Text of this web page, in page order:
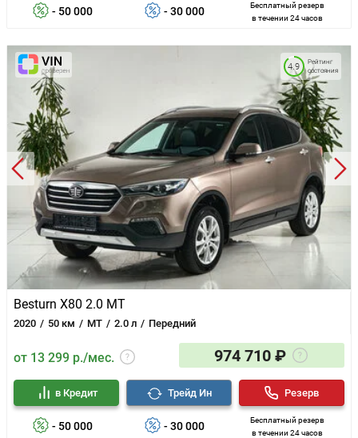
- 50 000 - 30 000
Бесплатный резерв
в течении 24 часов
Besturn X80 2.0 MT
2020 50 км MT 2.0 л Передний
Рейтинг
состояния
4.9
от 13 299 р./мес. 974 710 ₽
- 50 000
в Кредит
- 30 000
Трейд Ин
Бесплатный резерв
в течении 24 часов
Резерв